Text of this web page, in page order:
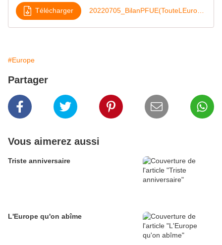
Télécharger 20220705_BilanPFUE(TouteLEurope)
#Europe
Partager
Vous aimerez aussi
Triste anniversaire
L'Europe qu'on abîme